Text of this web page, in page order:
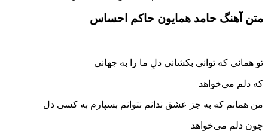
متن آهنگ حامد همایون حاکم احساس
تو همانی که توانی بکشانی دلِ ما را به جهانی
که دلم می‌خواهد
من همانم که به جز عشق ندانم نتوانم بسپارم به کسی دل
چون دلم می‌خواهد